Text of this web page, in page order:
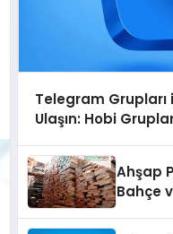
Telegram
Ulaşın: Hobi
Ahşap
Bahçe